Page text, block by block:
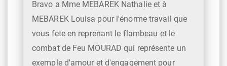
Bravo a Mme MEBAREK Nathalie et à
MEBAREK Louisa pour l'énorme travail que
vous fete en reprenant le flambeau et le
combat de Feu MOURAD qui représente un
exemple d'amour et d'engagement pour